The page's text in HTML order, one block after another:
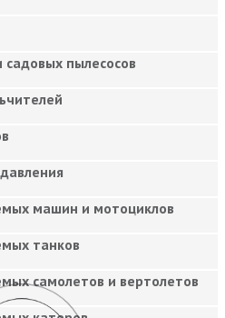
пылесосов
машин и мотоциклов
танков
самолетов и вертолетов